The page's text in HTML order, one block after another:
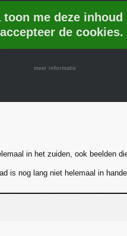
toon me deze inhoud
de cookies.
meer informatie
in het zuiden, ook beelden
is nog lang niet helemaal in